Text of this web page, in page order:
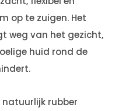
op te zuigen. Het
weg van het gezicht,
huid rond de
natuurlijk rubber